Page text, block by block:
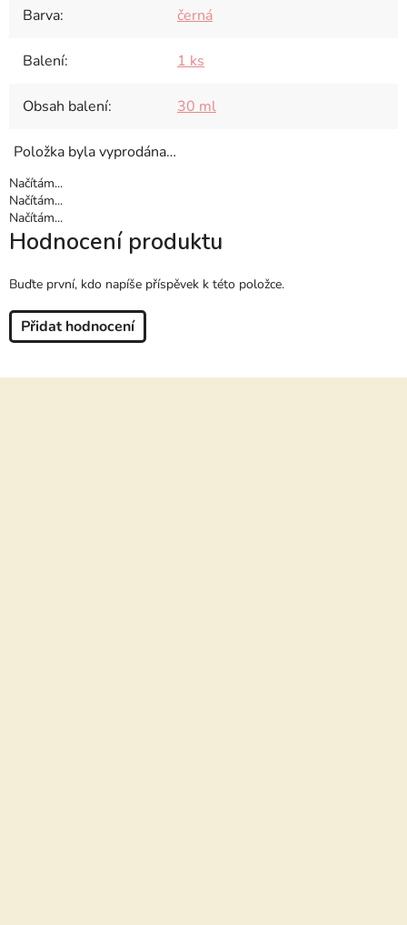
Barva: černá
Balení: 1 ks
Obsah balení: 30 ml
Položka byla vyprodána…
Načítám...
Načítám...
Načítám...
Hodnocení produktu
Buďte první, kdo napíše příspěvek k této položce.
Přidat hodnocení